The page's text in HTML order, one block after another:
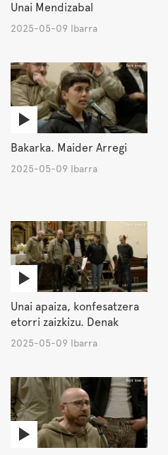
Unai Mendizabal
2025-05-09 Ibarra
Bakarka. Maider Arregi
2025-05-09 Ibarra
Unai apaiza, konfesatzera
etorri zaizkizu. Denak
2025-05-09 Ibarra